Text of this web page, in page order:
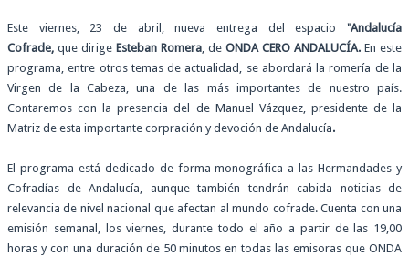
Este viernes, 23 de abril, nueva entrega del espacio "Andalucía
Cofrade, que dirige Esteban Romera , de ONDA CERO ANDALUCÍA. En este
programa, entre otros temas de actualidad, se abordará la romería de la
Virgen de la Cabeza, una de las más importantes de nuestro país.
Contaremos con la presencia del de Manuel Vázquez, presidente de la
Matriz de esta importante corpración y devoción de Andalucía.
El programa está dedicado de forma monográfica a las Hermandades y
Cofradías de Andalucía, aunque también tendrán cabida noticias de
relevancia de nivel nacional que afectan al mundo cofrade. Cuenta con una
emisión semanal, los viernes, durante todo el año a partir de las 19,00
horas y con una duración de 50 minutos en todas las emisoras que ONDA